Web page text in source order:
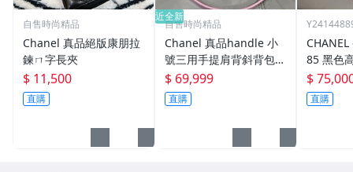
自售時尚精品
Chanel 真品絕版康朋拉
鍊ㄇ字長夾
$ 11,500
直購
近全新
自售時尚精品
Chanel 真品handle 小
號三用手提肩背斜背包絕
版小豬包牛皮亮銀
$ 69,999
直購
85 黑色
38mm機
$
直購